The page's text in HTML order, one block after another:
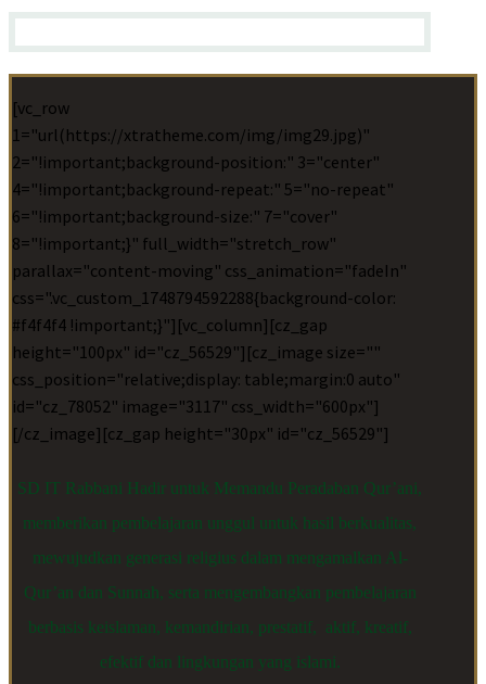
[vc_row
1="url(https://xtratheme.com/img/img29.jpg)"
2="!important;background-position:" 3="center"
4="!important;background-repeat:" 5="no-repeat"
6="!important;background-size:" 7="cover"
8="!important;}" full_width="stretch_row"
parallax="content-moving" css_animation="fadeIn"
css=".vc_custom_1748794592288{background-color:
#f4f4f4 !important;}"][vc_column][cz_gap
height="100px" id="cz_56529"][cz_image size=""
css_position="relative;display: table;margin:0 auto"
id="cz_78052" image="3117" css_width="600px"]
[/cz_image][cz_gap height="30px" id="cz_56529"]
SD IT Rabbani Hadir untuk Memandu Peradaban Qur’ani,
memberikan pembelajaran unggul untuk hasil berkualitas,
mewujudkan generasi religius dalam mengamalkan Al-
Qur’an dan Sunnah, serta mengembangkan pembelajaran
berbasis keislaman, kemandirian, prestatif, aktif, kreatif,
efektif dan lingkungan yang islami.